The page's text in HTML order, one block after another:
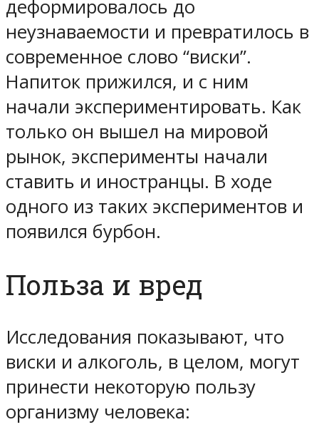
деформировалось до
неузнаваемости и превратилось в
современное слово “виски”.
Напиток прижился, и с ним
начали экспериментировать. Как
только он вышел на мировой
рынок, эксперименты начали
ставить и иностранцы. В ходе
одного из таких экспериментов и
появился бурбон.
Польза и вред
Исследования показывают, что
виски и алкоголь, в целом, могут
принести некоторую пользу
организму человека: